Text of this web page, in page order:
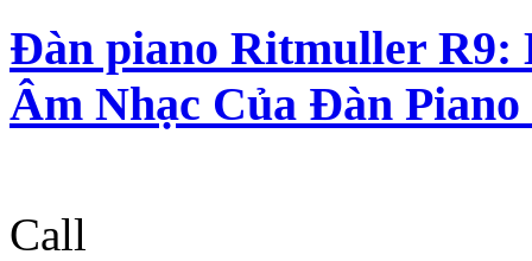
Đàn piano Ritmuller R9:
Âm Nhạc Của Đàn
Call